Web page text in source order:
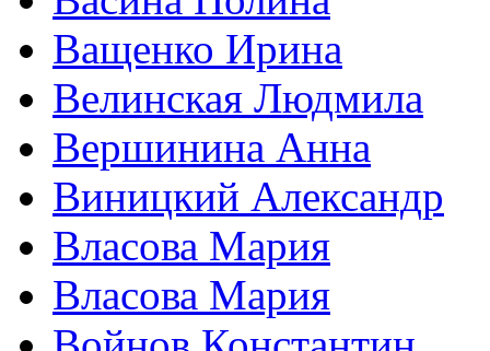
Ващенко Ирина
Велинская Людмила
Вершинина Анна
Виницкий Александр
Власова Мария
Власова Мария